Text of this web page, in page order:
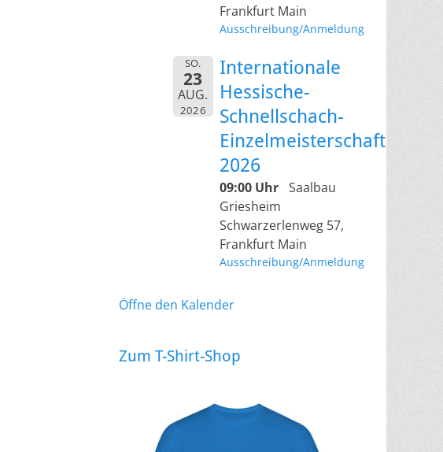
Frankfurt Main
Ausschreibung/Anmeldung
SO.
23
AUG.
2026
Internationale
Hessische-
Schnellschach-
Einzelmeisterschaft
2026
09:00 Uhr Saalbau
Griesheim
Schwarzerlenweg 57,
Frankfurt Main
Ausschreibung/Anmeldung
Öffne den Kalender
Zum T-Shirt-Shop